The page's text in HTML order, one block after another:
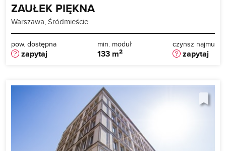
ZAUŁEK PIĘKNA
Warszawa, Śródmieście
pow. dostępna
zapytaj
min. moduł
133 m2
czynsz najmu
zapytaj